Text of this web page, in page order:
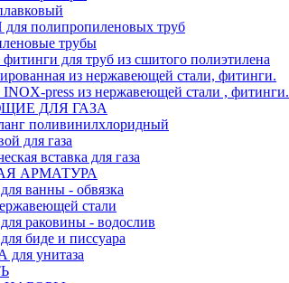
полипропиленовых труб
трубы
для труб из сшитого полиэтилена
из нержавеющей стали, фитинги.
press из нержавеющей стали , фитинги.
ДЛЯ ГАЗА
поливинилхлоридный
для газа
вставка для газа
АРМАТУРА
ванны - обвязка
стали
раковины - водослив
биде и писсуара
унитаза